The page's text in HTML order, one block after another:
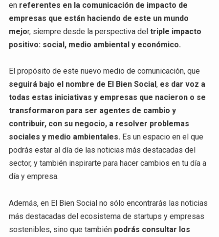
en referentes en la comunicación de impacto de
empresas que están haciendo de este un mundo
mejor, siempre desde la perspectiva del triple impacto
positivo: social, medio ambiental y económico.
El propósito de este nuevo medio de comunicación, que
seguirá bajo el nombre de El Bien Social , es dar voz a
todas estas iniciativas y empresas que nacieron o se
transformaron para ser agentes de cambio y
contribuir, con su negocio, a resolver problemas
sociales y medio ambientales.Es un espacio en el que
podrás estar al día de las noticias más destacadas del
sector, y también inspirarte para hacer cambios en tu día a
día y empresa.
Además, en El Bien Social no sólo encontrarás las noticias
más destacadas del ecosistema de startups y empresas
sostenibles, sino que también podrás consultar los